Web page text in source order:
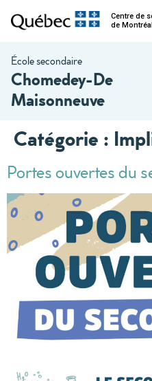
Centre de
de Montréal
École secondaire
Chomedey-De
Maisonneuve
Catégorie :
Portes ouvertes du